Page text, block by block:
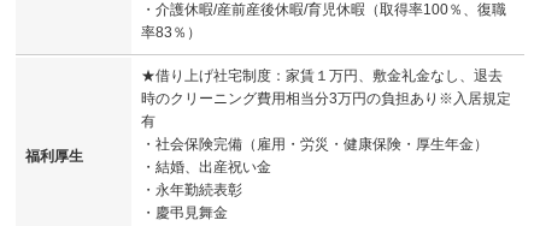
・介護休暇/産前産後休暇/育児休暇（取得率100％、復職
率83％）
福利厚生
★借り上げ社宅制度：家賃１万円、敷金礼金なし、退去
時のクリーニング費用相当分3万円の負担あり※入居規定
有
・社会保険完備（雇用・労災・健康保険・厚生年金）
・結婚、出産祝い金
・永年勤続表彰
・慶弔見舞金